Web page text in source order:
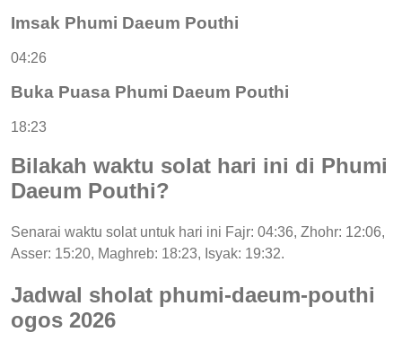
Imsak Phumi Daeum Pouthi
04:26
Buka Puasa Phumi Daeum Pouthi
18:23
Bilakah waktu solat hari ini di Phumi
Daeum Pouthi?
Senarai waktu solat untuk hari ini Fajr: 04:36, Zhohr: 12:06,
Asser: 15:20, Maghreb: 18:23, Isyak: 19:32.
Jadwal sholat phumi-daeum-pouthi
ogos 2026